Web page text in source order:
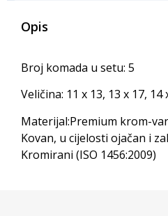
Opis
Broj komada u setu: 5
Veličina: 11 x 13, 13 x 17, 14
Materijal:Premium krom-
Kovan, u cijelosti ojačan i
Kromirani (ISO 1456:2009)